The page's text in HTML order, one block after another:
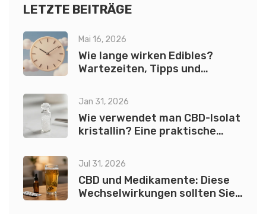
Cannabisprodukte zu erweitern und besser zu verstehen,
LETZTE BEITRÄGE
Mai 16, 2026
Wie lange wirken Edibles?
Wartezeiten, Tipps und
Jan 31, 2026
Wie verwendet man CBD-Isolat
kristallin? Eine praktische
Jul 31, 2026
CBD und Medikamente: Diese
Wechselwirkungen sollten Sie